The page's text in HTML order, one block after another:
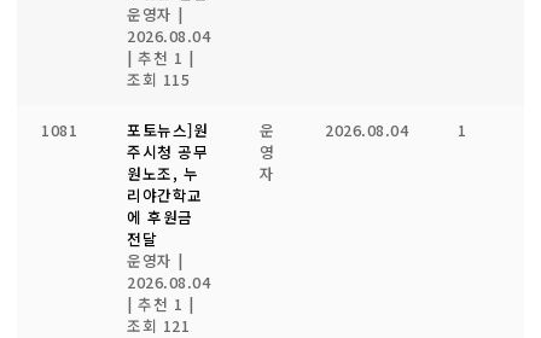
운영자 |
2026.08.04
| 추천 1 |
조회 115
1081
포토뉴스]원
주시청 공무
원노조, 누
리야간학교
에 후원금
전달
운영자 |
2026.08.04
| 추천 1 |
조회 121
운
영
자
2026.08.04 1